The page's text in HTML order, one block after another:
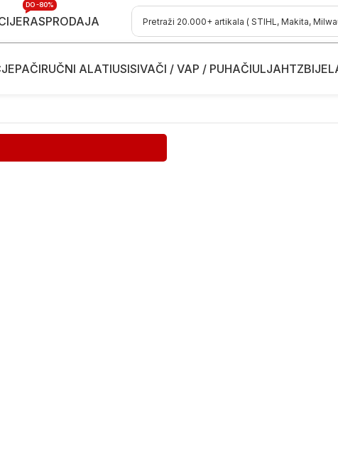
RASPRODAJA
DO -80%
RUČNI ALATIUSISIVAČI / VAP / PUHAČIULJAHTZ